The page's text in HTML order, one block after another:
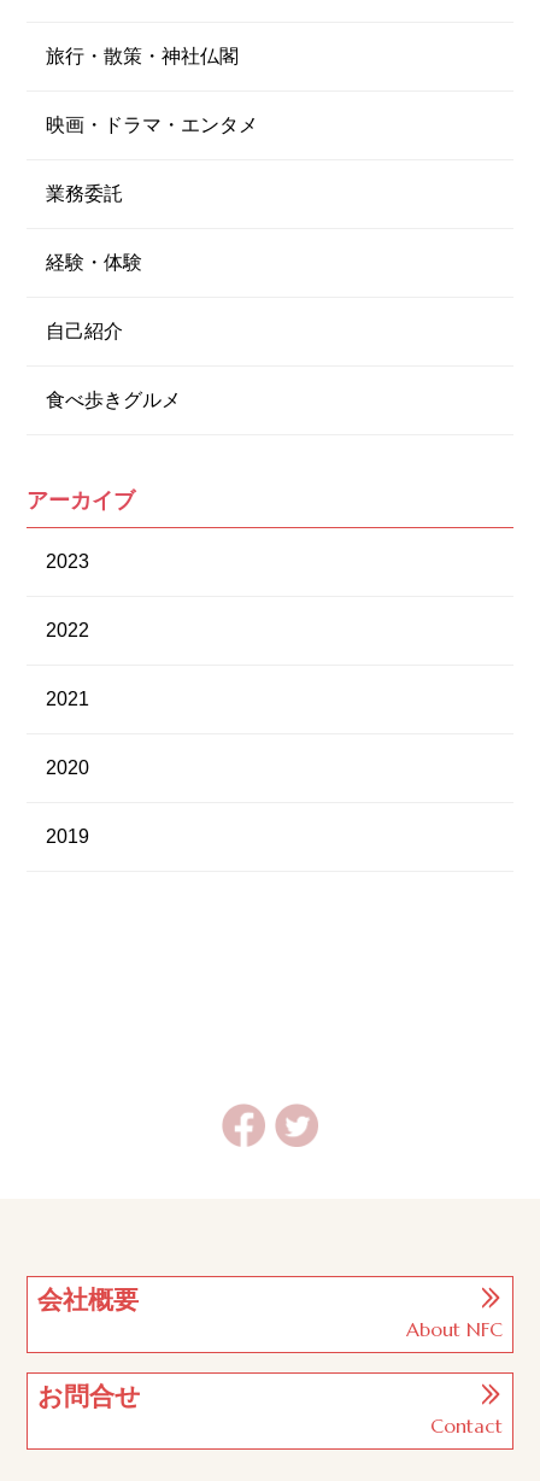
旅行・散策・神社仏閣
映画・ドラマ・エンタメ
業務委託
経験・体験
自己紹介
食べ歩きグルメ
アーカイブ
2023
2022
2021
2020
2019
会社概要
About NFC
お問合せ
Contact